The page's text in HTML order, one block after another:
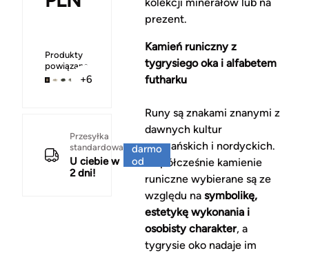
Produkty
powiązane
+6
Przesyłka
standardowa
U ciebie w
2 dni!
darmo
od
kolekcji minerałów lub na
prezent.
Kamień runiczny z
tygrysiego oka i alfabetem
futharku
Runy są znakami znanymi z
dawnych kultur
germańskich i nordyckich.
Współcześnie kamienie
runiczne wybierane są ze
względu na symbolikę,
estetykę wykonania i
osobisty charakter, a
tygrysie oko nadaje im